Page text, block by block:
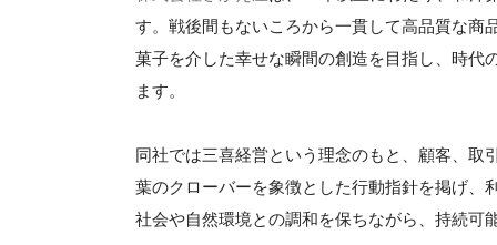
す。戦後間もないころから一貫して高品質な商
菓子を介した幸せな瞬間の創造を目指し、時代
ます。
同社では三喜経営という理念のもと、顧客、取
葉のクローバーを象徴とした行動指針を掲げ、
社会や自然環境との調和を保ちながら、持続可